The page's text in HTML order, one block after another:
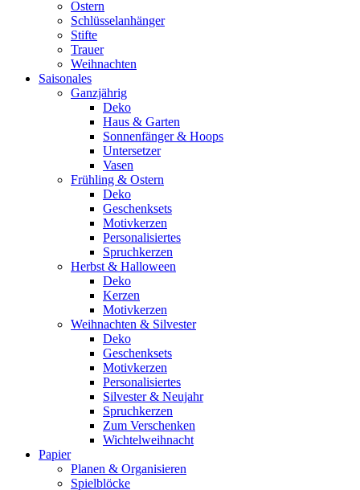
Ostern
Schlüsselanhänger
Stifte
Trauer
Weihnachten
Saisonales
Ganzjährig
Deko
Haus & Garten
Sonnenfänger & Hoops
Untersetzer
Vasen
Frühling & Ostern
Deko
Geschenksets
Motivkerzen
Personalisiertes
Spruchkerzen
Herbst & Halloween
Deko
Kerzen
Motivkerzen
Weihnachten & Silvester
Deko
Geschenksets
Motivkerzen
Personalisiertes
Silvester & Neujahr
Spruchkerzen
Zum Verschenken
Wichtelweihnacht
Papier
Planen & Organisieren
Spielblöcke